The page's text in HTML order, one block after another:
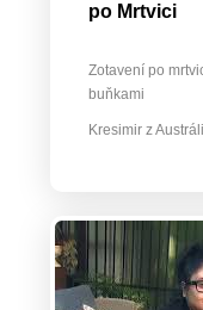
po Mrtvici
Zotavení po
buňkami
Kresimir z